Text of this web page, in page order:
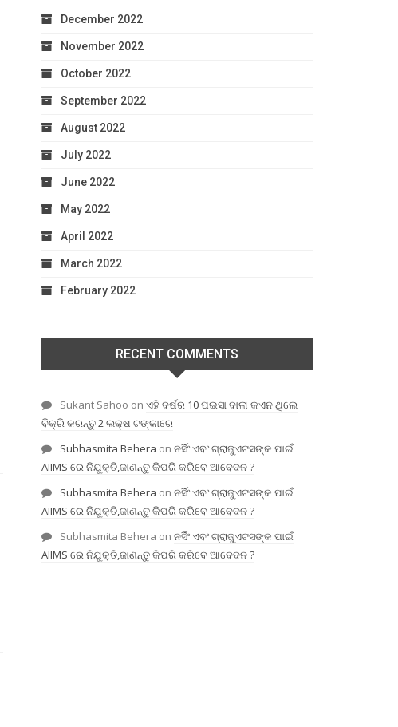
December 2022
November 2022
October 2022
September 2022
August 2022
July 2022
June 2022
May 2022
April 2022
March 2022
February 2022
RECENT COMMENTS
Sukant Sahoo on ଏହି ବର୍ଷର 10 ପଇସା ବାଲା କଏନ ଥିଲେ
ବିକ୍ରି କରନ୍ତୁ 2 ଲକ୍ଷ ଟଙ୍କାରେ
Subhasmita Behera on ନର୍ସିଂ ଏବଂ ଗ୍ରାଜୁଏଟସଙ୍କ ପାଇଁ
AIIMS ରେ ନିଯୁକ୍ତି,ଜାଣନ୍ତୁ କିପରି କରିବେ ଆବେଦନ ?
Subhasmita Behera on ନର୍ସିଂ ଏବଂ ଗ୍ରାଜୁଏଟସଙ୍କ ପାଇଁ
AIIMS ରେ ନିଯୁକ୍ତି,ଜାଣନ୍ତୁ କିପରି କରିବେ ଆବେଦନ ?
Subhasmita Behera on ନର୍ସିଂ ଏବଂ ଗ୍ରାଜୁଏଟସଙ୍କ ପାଇଁ
AIIMS ରେ ନିଯୁକ୍ତି,ଜାଣନ୍ତୁ କିପରି କରିବେ ଆବେଦନ ?